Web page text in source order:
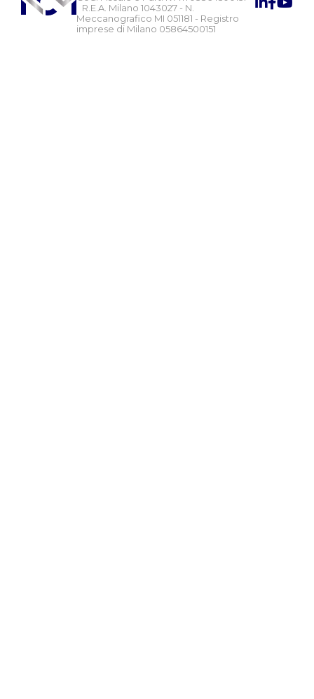
R.E.A. Milano 1043027 - N.
Meccanografico MI 051181 - Registro
imprese di Milano 05864500151